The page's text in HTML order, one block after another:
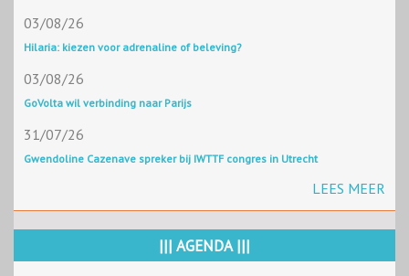
03/08/26
Hilaria: kiezen voor adrenaline of beleving?
03/08/26
GoVolta wil verbinding naar Parijs
31/07/26
Gwendoline Cazenave spreker bij IWTTF congres in Utrecht
LEES MEER
||| AGENDA |||